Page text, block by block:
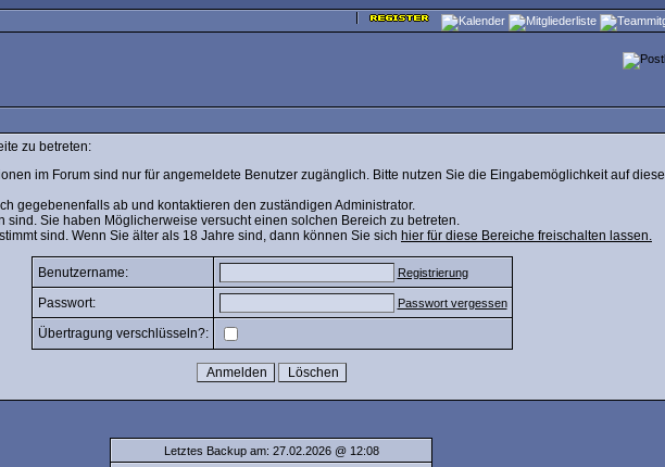
zu betreten:
im Forum sind nur für angemeldete Benutzer zugänglich. Bitte nutzen Sie die Eingabemöglichkeit auf
gegebenenfalls ab und kontaktieren den zuständigen Administrator.
sind. Sie haben Möglicherweise versucht einen solchen Bereich zu betreten.
sind. Wenn Sie älter als 18 Jahre sind, dann können Sie sich hier für diese Bereiche freischalten lassen.
Benutzername: Registrierung
Passwort: Passwort vergessen
Übertragung verschlüsseln?:
Letztes Backup am: 27.02.2026 @ 12:08